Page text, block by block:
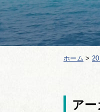
ホーム >
アー